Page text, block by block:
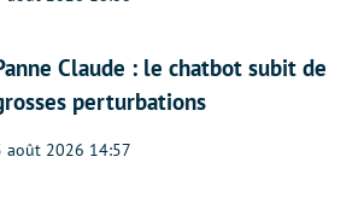
Claude : le chatbot subit de
perturbations
août 2026 14:57